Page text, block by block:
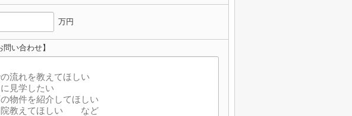
万円
問い合わせ】